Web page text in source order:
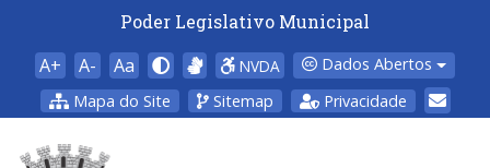
Poder Legislativo Municipal
A+ A- Aa NVDA
Dados Abertos
Mapa do Site
Sitemap Privacidade